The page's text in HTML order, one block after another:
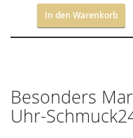
In den Warenkorb
Besonders
Uhr-